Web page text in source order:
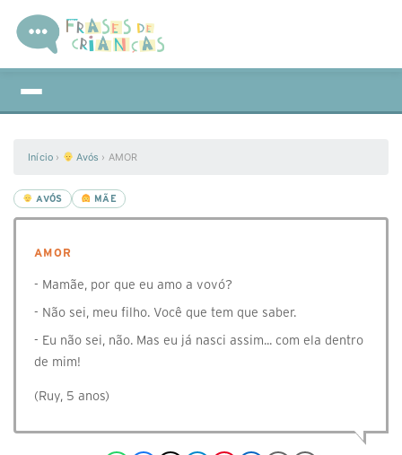
Início › Avós › AMOR
AVÓS MÃE
AMOR
- Mamãe, por que eu amo a vovó?
- Não sei, meu filho. Você que tem que saber.
- Eu não sei, não. Mas eu já nasci assim... com ela dentro
de mim!
(Ruy, 5 anos)